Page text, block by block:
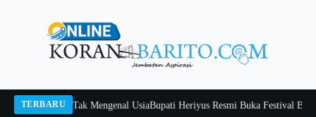
TERBARU
Belajar Tak Mengenal UsiaBupati Heriyus Resmi Buka Festival Budaya